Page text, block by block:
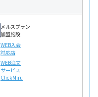
メルスプラン
加盟施設
WEB入会
対応店
WEB注文
サービス
ClickMiru